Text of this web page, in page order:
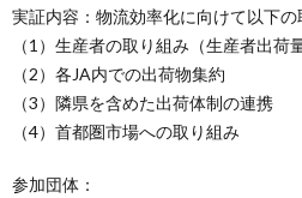
実証内容：物流効率化に向けて以下の
（1）生産者の取り組み（生産者出荷
（2）各JA内での出荷物集約
（3）隣県を含めた出荷体制の連携
（4）首都圏市場への取り組み
参加団体：